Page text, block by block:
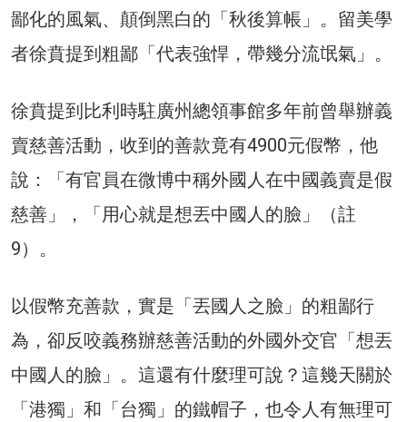
鄙化的風氣、顛倒黑白的「秋後算帳」。留美學
者徐賁提到粗鄙「代表強悍，帶幾分流氓氣」。
徐賁提到比利時駐廣州總領事館多年前曾舉辦義
賣慈善活動，收到的善款竟有4900元假幣，他
說：「有官員在微博中稱外國人在中國義賣是假
慈善」，「用心就是想丟中國人的臉」（註
9）。
以假幣充善款，實是「丟國人之臉」的粗鄙行
為，卻反咬義務辦慈善活動的外國外交官「想丟
中國人的臉」。這還有什麼理可說？這幾天關於
「港獨」和「台獨」的鐵帽子，也令人有無理可